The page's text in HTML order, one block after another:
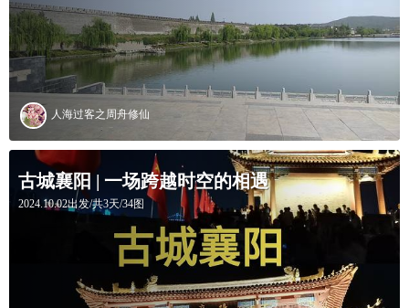
人海过客之周舟修仙
古城襄阳 | 一场跨越时空的相遇
2024.10.02出发/共3天/34图